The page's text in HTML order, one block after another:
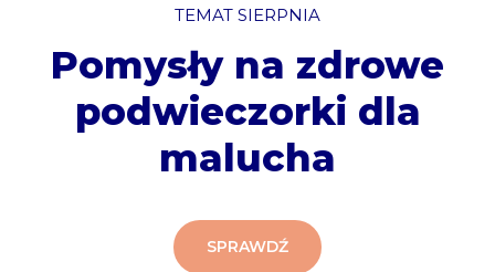
TEMAT SIERPNIA
Pomysły na zdrowe
podwieczorki dla
malucha
SPRAWDŹ